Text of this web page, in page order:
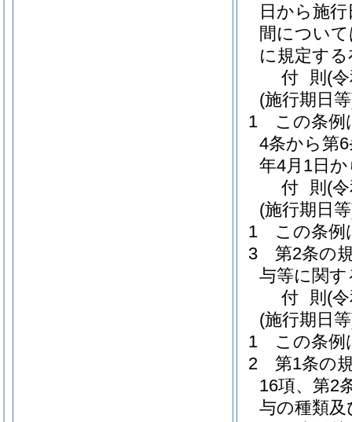
日から施
間につい
に規定す
付 則 (
(施行期日
1
この条例
4条から第
年4月1日
付 則 (
(施行期日
1
この条例
3
第2条の
与等に関
付 則 (
(施行期日
1
この条例
2
第1条の
16項、第2
与の種類